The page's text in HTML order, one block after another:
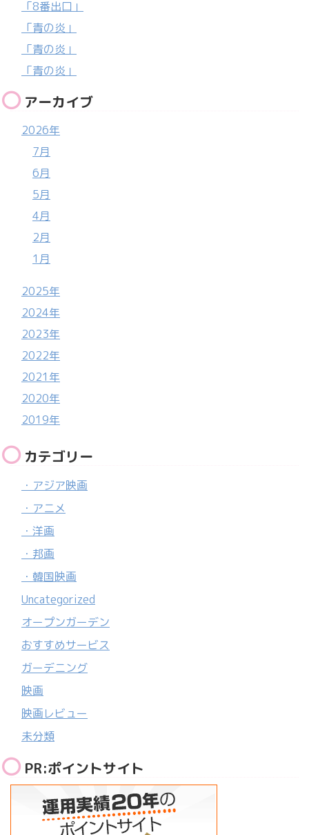
「8番出口」
「青の炎」
「青の炎」
「青の炎」
アーカイブ
2026年
7月
6月
5月
4月
2月
1月
2025年
2024年
2023年
2022年
2021年
2020年
2019年
カテゴリー
・アジア映画
・アニメ
・洋画
・邦画
・韓国映画
Uncategorized
オープンガーデン
おすすめサービス
ガーデニング
映画
映画レビュー
未分類
PR:ポイントサイト